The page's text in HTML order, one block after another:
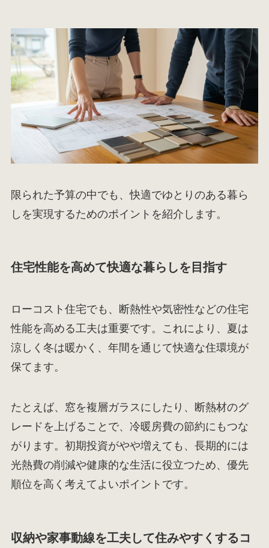
限られた予算の中でも、快適でゆとりのある暮ら
しを実現するためのポイントを紹介します。
住宅性能を高めて快適な暮らしを目指す
ローコスト住宅でも、断熱性や気密性などの住宅
性能を高める工夫は重要です。これにより、夏は
涼しく冬は暖かく、年間を通じて快適な住環境が
保てます。
たとえば、窓を複層ガラスにしたり、断熱材のグ
レードを上げることで、冷暖房費の節約にもつな
がります。初期投資がやや増えても、長期的には
光熱費の削減や健康的な生活に役立つため、優先
順位を高く考えてよいポイントです。
収納や家事動線を工夫して住みやすくするコ